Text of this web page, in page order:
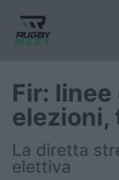
Nazionali
Fir:
elezioni,
La diretta
elettiva